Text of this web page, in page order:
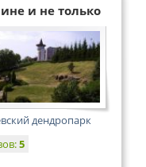
и не только
дендропарк
5